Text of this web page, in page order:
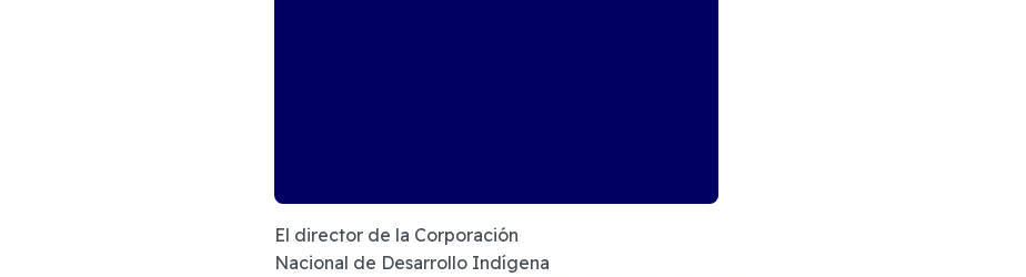
El director de la Corporación
Nacional de Desarrollo Indígena